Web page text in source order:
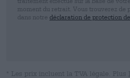
moment du retrait. Vous trouverez de
dans notre déclaration de protection
* Les prix incluent la TVA légale. Plus